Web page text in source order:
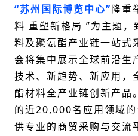
“苏州国际博览中心”隆重
料 重塑新格局 ”为主题
料及聚氨酯产业链一站式
会将集中展示全球前沿生
技术、新趋势、新应用，
酯材料全产业链创新产品
的近20,000名应用领域
供专业的商贸采购与交流